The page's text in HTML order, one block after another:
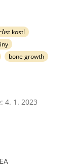
růst kostí
bone growth
4. 1. 2023